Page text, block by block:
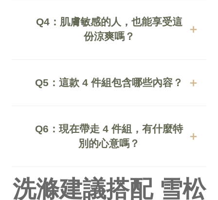
爽。
和機洗搭配低溫烘乾。
內層的中空纖維結構很穩定，洗後依然能維
Q4：肌膚敏感的人，也能享受這
份涼爽嗎？
健康，
不論是小朋友還是皮膚細緻的島民，都能安
心裸睡。
Q5：這款 4 件組包含哪些內容？
充滿大島意象：
包含「冰絲裸膚涼被 x1」、「竹眠親膚枕
讓你從頭到腳，都被冷泉般的溫潤感緊緊包
圍。
Q6：現在帶走 4 件組，有什麼特
別的心意嗎？
現在選擇 4 件組限定組合，我們準備了
洗滌建議搭配 雪松